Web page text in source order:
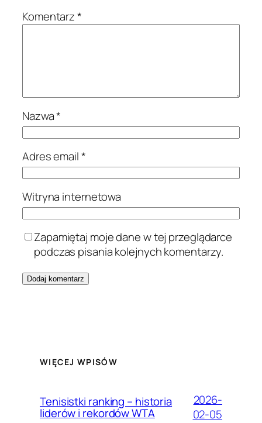
Komentarz*
Nazwa*
Adres email*
Witryna internetowa
Zapamiętaj moje dane w tej przeglądarce
podczas pisania kolejnych komentarzy.
WIĘCEJ WPISÓW
Tenisistki ranking – historia
liderów i rekordów WTA
2026-
02-05